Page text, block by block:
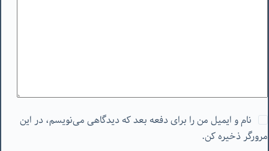
نام و ایمیل من را برای دفعه بعد که دیدگاهی می‌نویسم، در این
مرورگر ذخیره کن.